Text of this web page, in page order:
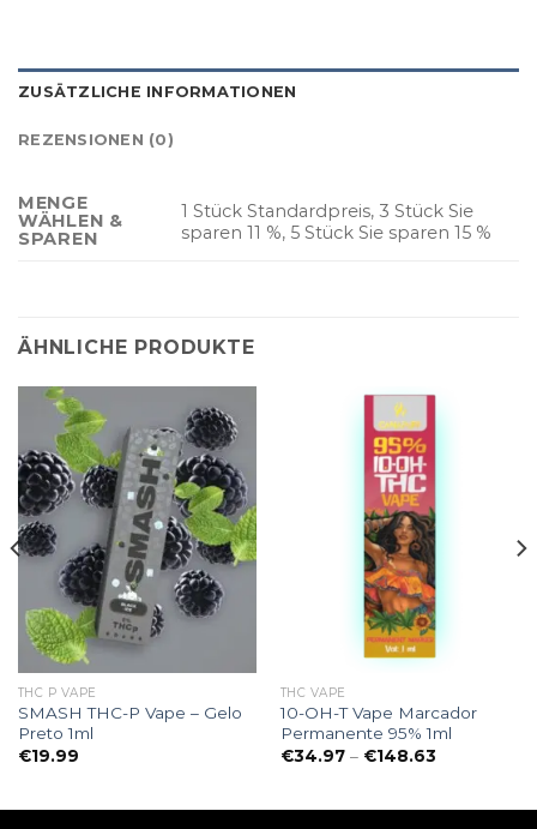
ZUSÄTZLICHE INFORMATIONEN
REZENSIONEN (0)
MENGE
WÄHLEN &
SPAREN
1 Stück Standardpreis, 3 Stück Sie
sparen 11 %, 5 Stück Sie sparen 15 %
ÄHNLICHE PRODUKTE
THC P VAPE
SMASH THC-P Vape – Gelo
Preto 1ml
€19.99
THC VAPE
10-OH-T Vape Marcador
Permanente 95% 1ml
€34.97 – €148.63